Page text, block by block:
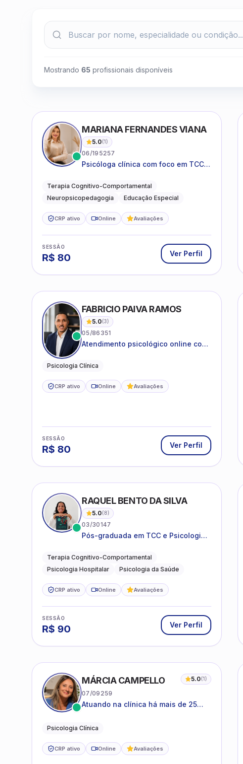
Mostrando 65 profissionais disponíveis
MARIANA FERNANDES VIANA
5.0(1)
06/195257
Psicóloga clínica com foco em TCC,
acompanhamento do
neurodesenvolvimento.
Terapia Cognitivo-Comportamental
Neuropsicopedagogia
Educação Especial
CRP ativo Online Avaliações
SESSÃO
R$ 80 Ver Perfil
FABRICIO PAIVA RAMOS
5.0(3)
05/86351
Atendimento psicológico online com
Psicologia Clínica
CRP ativo Online Avaliações
SESSÃO
R$ 80 Ver Perfil
RAQUEL BENTO DA SILVA
5.0(8)
03/30147
Pós-graduada em TCC e Psicologia
Terapia Cognitivo-Comportamental
Psicologia Hospitalar
Psicologia da Saúde
CRP ativo Online Avaliações
SESSÃO
R$ 90 Ver Perfil
MÁRCIA CAMPELLO 5.0(1)
07/09259
Atuando na clínica há mais de 25
suas estruturas, com experiência em
Psicologia Clínica
CRP ativo Online Avaliações